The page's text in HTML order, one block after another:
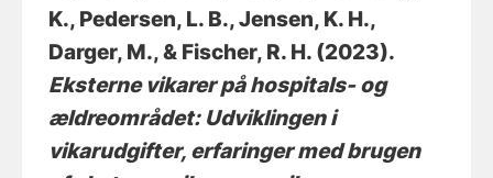
K., Pedersen, L. B., Jensen, K. H.,
Darger, M., & Fischer, R. H. (2023).
Eksterne vikarer på hospitals- og
ældreområdet: Udviklingen i
vikarudgifter, erfaringer med brugen